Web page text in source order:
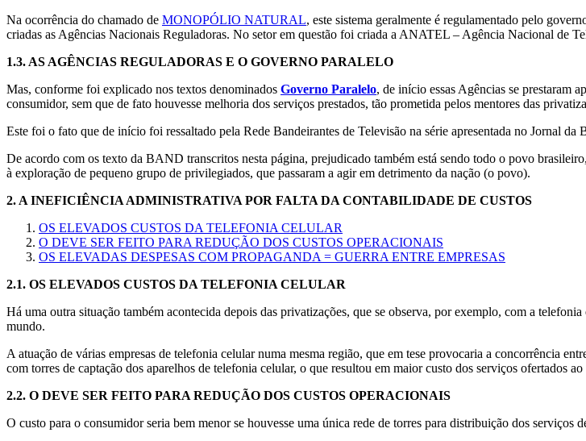
Na ocorrência do chamado de MONOPÓLIO NATURAL, este sistema geralmente é regulamentado pelo
criadas as Agências Nacionais Reguladoras. No setor em questão foi criada a ANATEL – Agência Nacional de
1.3. AS AGÊNCIAS REGULADORAS E O GOVERNO PARALELO
Mas, conforme foi explicado nos textos denominados Governo Paralelo, de início essas Agências se prestaram
consumidor, sem que de fato houvesse melhoria dos serviços prestados, tão prometida pelos mentores das
Este foi o fato que de início foi ressaltado pela Rede Bandeirantes de Televisão na série apresentada no Jornal da
De acordo com os texto da BAND transcritos nesta página, prejudicado também está sendo todo o povo
à exploração de pequeno grupo de privilegiados, que passaram a agir em detrimento da nação (o povo).
2. A INEFICIÊNCIA ADMINISTRATIVA POR FALTA DA CONTABILIDADE DE CUSTOS
OS ELEVADOS CUSTOS DA TELEFONIA CELULAR
O DEVE SER FEITO PARA REDUÇÃO DOS CUSTOS OPERACIONAIS
OS ELEVADAS DESPESAS COM PROPAGANDA = GUERRA ENTRE EMPRESAS
2.1. OS ELEVADOS CUSTOS DA TELEFONIA CELULAR
Há uma outra situação também acontecida depois das privatizações, que se observa, por exemplo, com a
mundo.
A atuação de várias empresas de telefonia celular numa mesma região, que em tese provocaria a concorrência
com torres de captação dos aparelhos de telefonia celular, o que resultou em maior custo dos serviços ofertados
2.2. O DEVE SER FEITO PARA REDUÇÃO DOS CUSTOS OPERACIONAIS
O custo para o consumidor seria bem menor se houvesse uma única rede de torres para distribuição dos serviços